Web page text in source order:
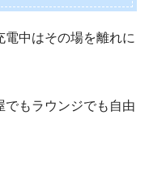
中はその場を離れに
でもラウンジでも自由